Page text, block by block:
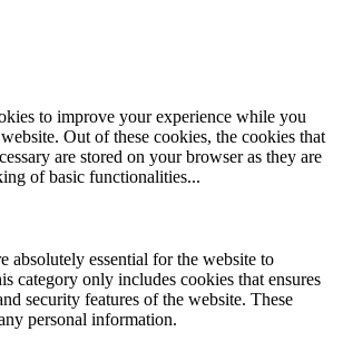
to improve your experience while you
Out of these cookies, the cookies that
are stored on your browser as they are
of basic functionalities...
absolutely essential for the website to
category only includes cookies that ensures
security features of the website. These
personal information.